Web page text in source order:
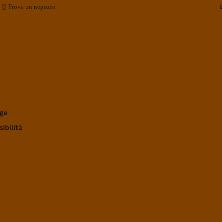
Trova un negozio